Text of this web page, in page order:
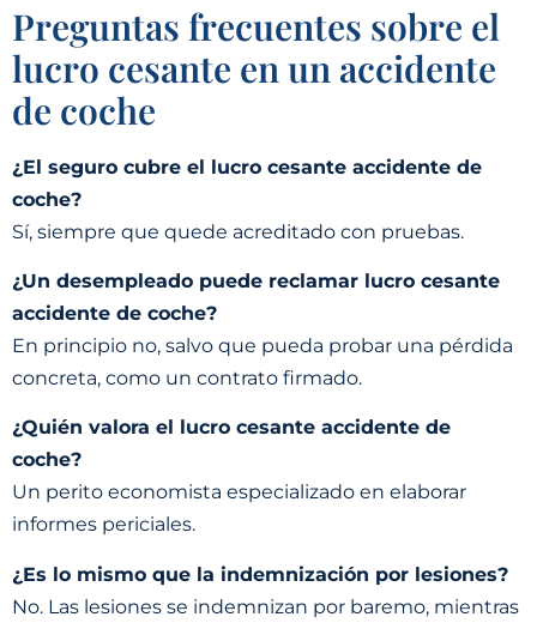
Preguntas frecuentes sobre el
lucro cesante en un accidente
de coche
¿El seguro cubre el lucro cesante accidente de
coche?
Sí, siempre que quede acreditado con pruebas.
¿Un desempleado puede reclamar lucro cesante
accidente de coche?
En principio no, salvo que pueda probar una pérdida
concreta, como un contrato firmado.
¿Quién valora el lucro cesante accidente de
coche?
Un perito economista especializado en elaborar
informes periciales.
¿Es lo mismo que la indemnización por lesiones?
No. Las lesiones se indemnizan por baremo, mientras